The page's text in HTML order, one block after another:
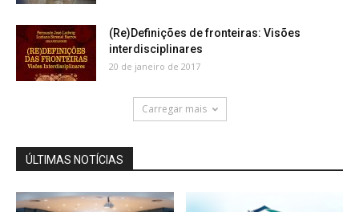
(Re)Definições de fronteiras: Visões
interdisciplinares
20 de janeiro de 2017
Carregar mais
ÚLTIMAS NOTÍCIAS